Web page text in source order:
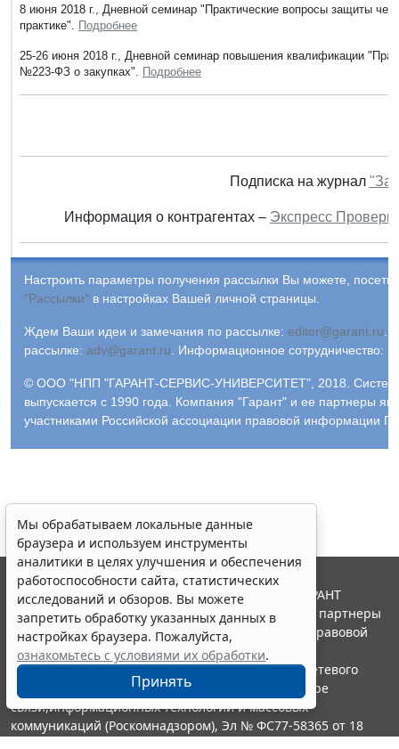
8 июня 2018 г., Дневной семинар "Практические вопросы защиты
практике". Подробнее
25-26 июня 2018 г., Дневной семинар повышения квалификации
№223-ФЗ о закупках". Подробнее
Подписка на журнал
Информация о контрагентах – Экспресс
Настроить параметры получения рассылки Вы можете,
"Рассылки" в настройках Вашей личной страницы.
Ждем Ваши идеи и замечания по рассылке: editor@garant.ru
рассылке: adv@garant.ru Информационное сотрудничество:
© ООО "НПП "ГАРАНТ-СЕРВИС-УНИВЕРСИТЕТ", 2018.
выпускается с 1990 года. Компания "Гарант" и ее партнеры
участниками Российской ассоциации правовой информации
Мы обрабатываем локальные данные
браузера и используем инструменты
аналитики в целях улучшения и обеспечения
работоспособности сайта, статистических
исследований и обзоров. Вы можете
запретить обработку указанных данных в
настройках браузера. Пожалуйста,
ознакомьтесь с условиями их обработки.
Принять
© ООО "НПП "ГАРАНТ-СЕРВИС", 2026. Система ГАРАНТ
выпускается с 1990 года. Компания "Гарант" и ее партнеры
являются участниками Российской ассоциации правовой
информации ГАРАНТ.
Портал ГАРАНТ.РУ зарегистрирован в качестве сетевого
издания Федеральной службой по надзору в сфере
связи,информационных технологий и массовых
коммуникаций (Роскомнадзором), Эл № ФС77-58365 от 18